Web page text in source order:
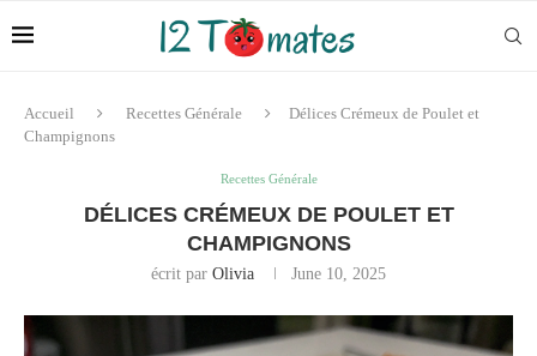
Accueil Recettes Générale
Délices Crémeux de Poulet et
Champignons
Recettes Générale
DÉLICES CRÉMEUX DE POULET ET
CHAMPIGNONS
écrit par Olivia June 10, 2025